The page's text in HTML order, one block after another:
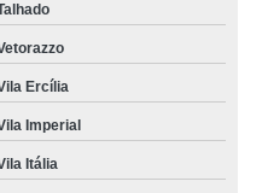
Ercília
Imperial
Itália